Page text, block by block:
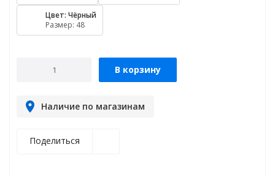
Цвет: Чёрный
Размер: 48
В корзину
Наличие по магазинам
Поделиться